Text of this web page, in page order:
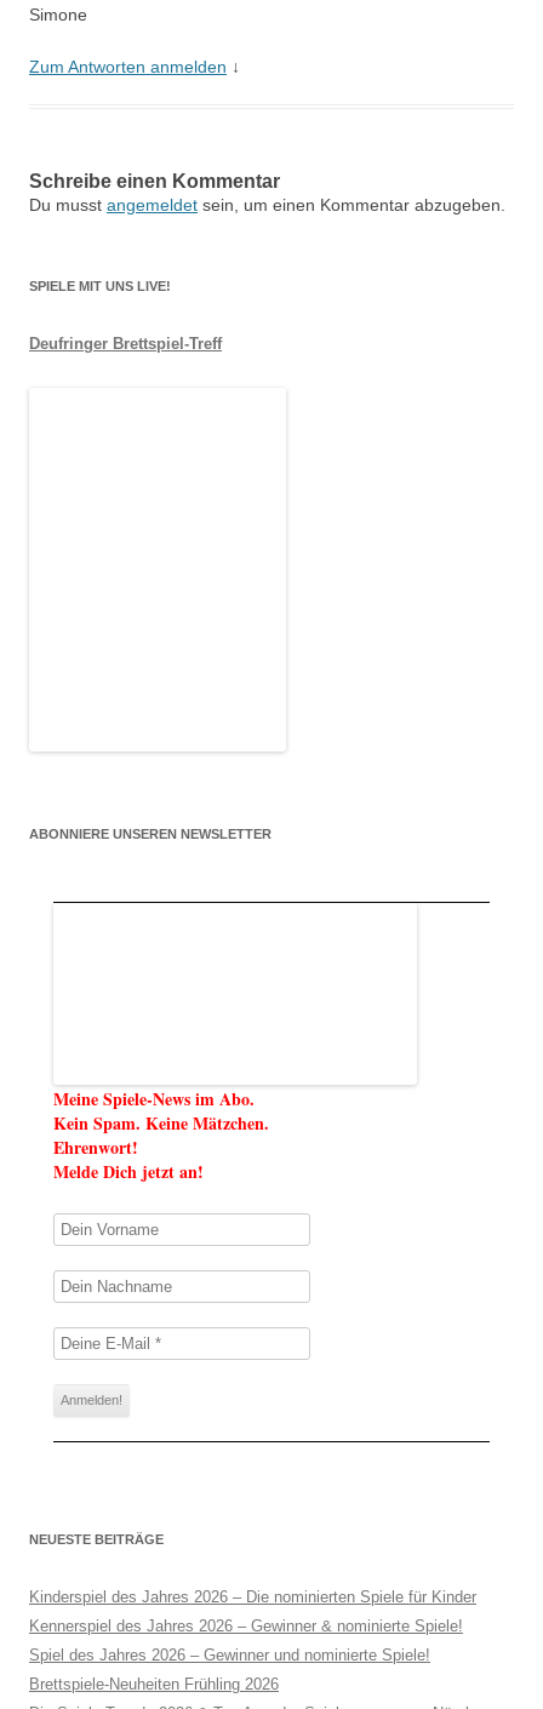
Simone
Zum Antworten anmelden ↓
Schreibe einen Kommentar
Du musst angemeldet sein, um einen Kommentar abzugeben.
SPIELE MIT UNS LIVE!
Deufringer Brettspiel-Treff
ABONNIERE UNSEREN NEWSLETTER
Meine Spiele-News im Abo.
Kein Spam. Keine Mätzchen.
Ehrenwort!
Melde Dich jetzt an!
NEUESTE BEITRÄGE
Kinderspiel des Jahres 2026 – Die nominierten Spiele für Kinder
Kennerspiel des Jahres 2026 – Gewinner & nominierte Spiele!
Spiel des Jahres 2026 – Gewinner und nominierte Spiele!
Brettspiele-Neuheiten Frühling 2026